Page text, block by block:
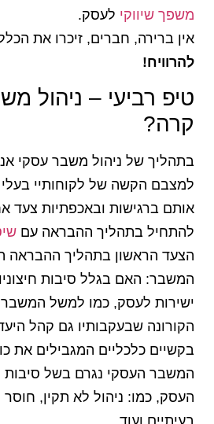
משפך שיווקי לעסק.
אין ברירה, חברים, זיכרו את
להרוויח!
טיפ רביעי – ניהול
קרה?
בתהליך של ניהול משבר עסקי
למצבם הקשה של לקוחותיי בעלי
אותם ברגישות ובאכפתיות צעד
להתחיל בתהליך ההבראה עם
הצעד הראשון בתהליך ההבראה
המשבר: האם בגלל סיבות
ישירות לעסק, כמו למשל
הקורונה שבעקבותיו גם קהל
בקשיים כלכליים המגבילים את
המשבר העסקי נגרם בשל סיבות
העסק, כמו: ניהול לא תקין, חוסר